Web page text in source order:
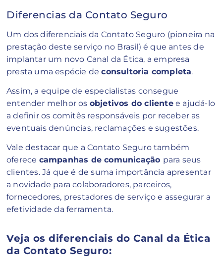
Diferencias da Contato Seguro
Um dos diferenciais da Contato Seguro (pioneira na
prestação deste serviço no Brasil) é que antes de
implantar um novo Canal da Ética, a empresa
presta uma espécie deconsultoria completa.
Assim, a equipe de especialistas consegue
entender melhor os objetivos do clientee ajudá-lo
a definir os comitês responsáveis por receber as
eventuais denúncias, reclamações e sugestões.
Vale destacar que a Contato Seguro também
oferece campanhas de comunicação para seus
clientes. Já que é de suma importância apresentar
a novidade para colaboradores, parceiros,
fornecedores, prestadores de serviço e assegurar a
efetividade da ferramenta.
Veja os diferenciais do Canal da Ética
da Contato Seguro: